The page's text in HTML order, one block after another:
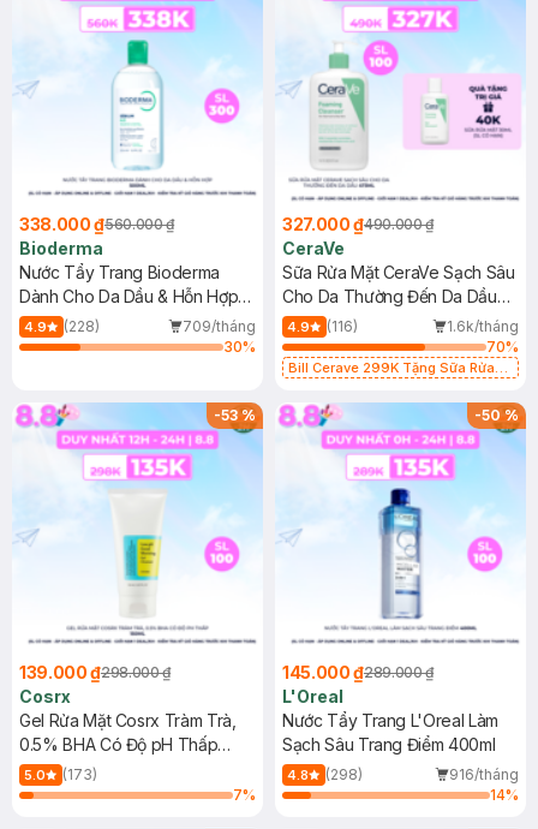
338.000 ₫560.000 ₫
Bioderma
Nước Tẩy Trang Bioderma
Dành Cho Da Dầu & Hỗn Hợp
500ml
4.9 (228)
709/tháng
30%
327.000 ₫490.000 ₫
CeraVe
Sữa Rửa Mặt CeraVe Sạch Sâu
Cho Da Thường Đến Da Dầu
473ml
4.9 (116)
1.6k/tháng
70%
Bill Cerave 299K Tặng Sữa Rửa
-53%
139.000 ₫298.000 ₫
Cosrx
Gel Rửa Mặt Cosrx Tràm Trà,
0.5% BHA Có Độ pH Thấp
150ml
5.0
(173)
7%
-50%
145.000 ₫289.000 ₫
L'Oreal
Nước Tẩy Trang L'Oreal Làm
Sạch Sâu Trang Điểm 400ml
4.8 (298)
916/tháng
14%